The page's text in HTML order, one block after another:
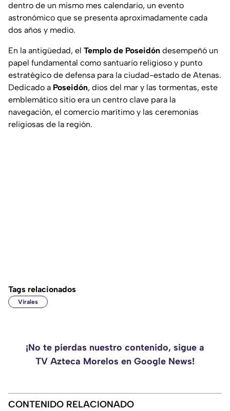
dentro de un mismo mes calendario, un evento
astronómico que se presenta aproximadamente cada
dos años y medio.
En la antigüedad, el Templo de Poseidón desempeñó un
papel fundamental como santuario religioso y punto
estratégico de defensa para la ciudad-estado de Atenas.
Dedicado a Poseidón, dios del mar y las tormentas, este
emblemático sitio era un centro clave para la
navegación, el comercio marítimo y las ceremonias
religiosas de la región.
Tags relacionados
Virales
¡No te pierdas nuestro contenido, sigue a
TV Azteca Morelos en Google News!
CONTENIDO RELACIONADO